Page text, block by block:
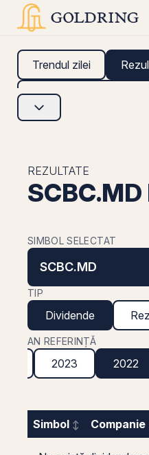
Trendul zilei
Analize fundamentale
REZULTATE
SIMBOL SELECTAT
SCBC.MD
TIP
Dividende
AN REFERINȚĂ
2023 2022
Simbol Companie